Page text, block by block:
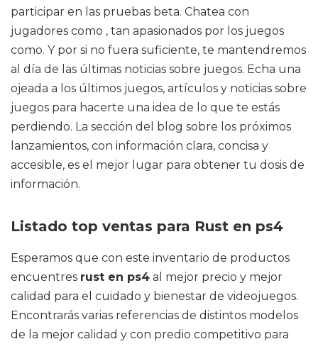
participar en las pruebas beta. Chatea con
jugadores como , tan apasionados por los juegos
como. Y por si no fuera suficiente, te mantendremos
al día de las últimas noticias sobre juegos. Echa una
ojeada a los últimos juegos, artículos y noticias sobre
juegos para hacerte una idea de lo que te estás
perdiendo. La sección del blog sobre los próximos
lanzamientos, con información clara, concisa y
accesible, es el mejor lugar para obtener tu dosis de
información.
Listado top ventas para Rust en ps4
Esperamos que con este inventario de productos
encuentres rust en ps4 al mejor precio y mejor
calidad para el cuidado y bienestar de videojuegos.
Encontrarás varias referencias de distintos modelos
de la mejor calidad y con predio competitivo para